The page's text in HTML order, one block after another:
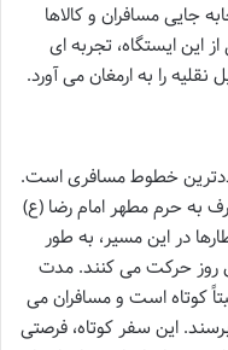
جایی مسافران و کالاها
این ایستگاه، تجربه ای
نقلیه را به ارمغان می آورد.
خطوط مسافری است.
به حرم مطهر امام رضا (ع)
در این مسیر، به طور
روز حرکت می کنند. مدت
کوتاه است و مسافران می
به مقصد برسند. این سفر کوتاه، فرصتی